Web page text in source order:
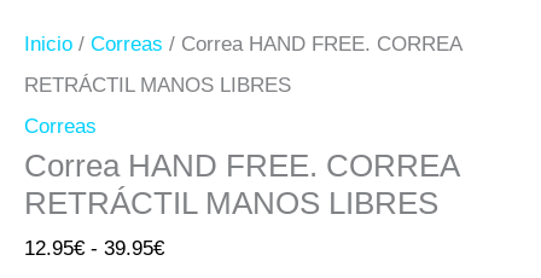
Inicio / Correas / Correa HAND FREE. CORREA
RETRÁCTIL MANOS LIBRES
Correas
Correa HAND FREE. CORREA
RETRÁCTIL MANOS LIBRES
12.95€ - 39.95€